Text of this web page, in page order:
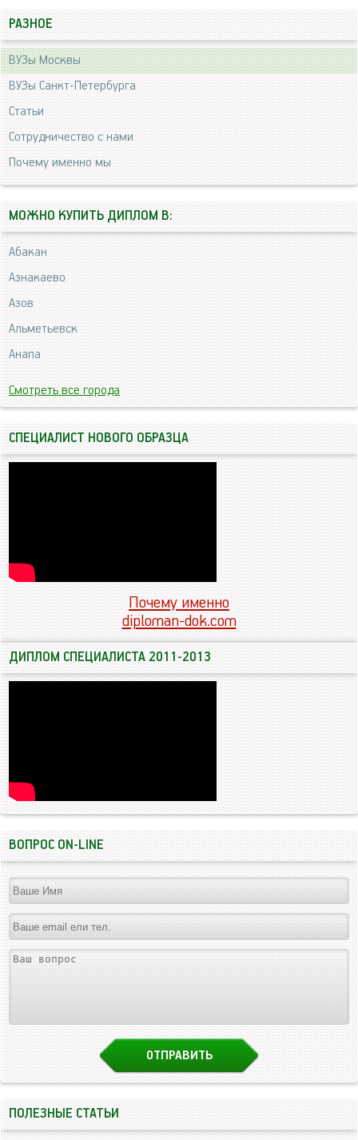
РАЗНОЕ
ВУЗы Москвы
ВУЗы Санкт-Петербурга
Статьи
Сотрудничество с нами
Почему именно мы
МОЖНО КУПИТЬ ДИПЛОМ В:
Абакан
Азнакаево
Азов
Альметьевск
Анапа
Смотреть все города
СПЕЦИАЛИСТ НОВОГО ОБРАЗЦА
Почему именно
diploman-dok.com
ДИПЛОМ СПЕЦИАЛИСТА 2011-2013
ВОПРОС ON-LINE
ПОЛЕЗНЫЕ СТАТЬИ